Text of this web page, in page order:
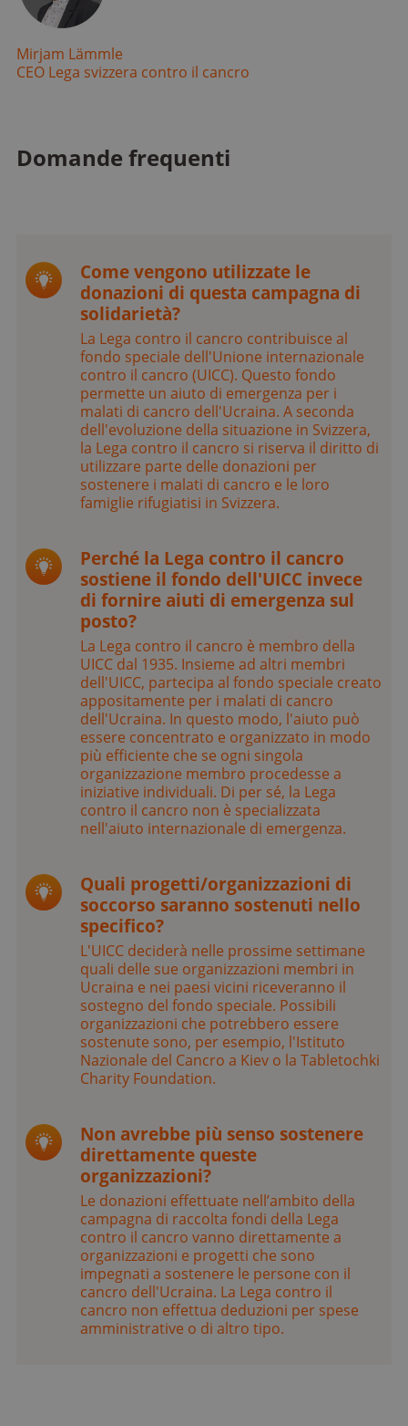
Mirjam Lämmle
CEO Lega svizzera contro il cancro
Domande frequenti
Come vengono utilizzate le
donazioni di questa campagna di
solidarietà?
La Lega contro il cancro contribuisce al
fondo speciale dell'Unione internazionale
contro il cancro (UICC). Questo fondo
permette un aiuto di emergenza per i
malati di cancro dell'Ucraina. A seconda
dell'evoluzione della situazione in Svizzera,
la Lega contro il cancro si riserva il diritto di
utilizzare parte delle donazioni per
sostenere i malati di cancro e le loro
famiglie rifugiatisi in Svizzera.
Perché la Lega contro il cancro
sostiene il fondo dell'UICC invece
di fornire aiuti di emergenza sul
posto?
La Lega contro il cancro è membro della
UICC dal 1935. Insieme ad altri membri
dell'UICC, partecipa al fondo speciale creato
appositamente per i malati di cancro
dell'Ucraina. In questo modo, l'aiuto può
essere concentrato e organizzato in modo
più efficiente che se ogni singola
organizzazione membro procedesse a
iniziative individuali. Di per sé, la Lega
contro il cancro non è specializzata
nell'aiuto internazionale di emergenza.
Quali progetti/organizzazioni di
soccorso saranno sostenuti nello
specifico?
L'UICC deciderà nelle prossime settimane
quali delle sue organizzazioni membri in
Ucraina e nei paesi vicini riceveranno il
sostegno del fondo speciale. Possibili
organizzazioni che potrebbero essere
sostenute sono, per esempio, l'Istituto
Nazionale del Cancro a Kiev o la Tabletochki
Charity Foundation.
Non avrebbe più senso sostenere
direttamente queste
organizzazioni?
Le donazioni effettuate nell’ambito della
campagna di raccolta fondi della Lega
contro il cancro vanno direttamente a
organizzazioni e progetti che sono
impegnati a sostenere le persone con il
cancro dell'Ucraina. La Lega contro il
cancro non effettua deduzioni per spese
amministrative o di altro tipo.